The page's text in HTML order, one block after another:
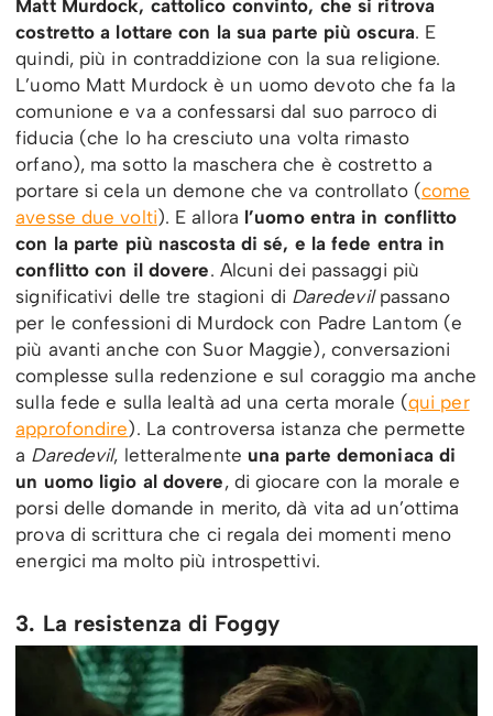
Matt Murdock, cattolico convinto, che si ritrova
costretto a lottare con la sua parte più oscura. E
quindi, più in contraddizione con la sua religione.
L’uomo Matt Murdock è un uomo devoto che fa la
comunione e va a confessarsi dal suo parroco di
fiducia (che lo ha cresciuto una volta rimasto
orfano), ma sotto la maschera che è costretto a
portare si cela un demone che va controllato (come
avesse due volti). E allora l’uomo entra in conflitto
con la parte più nascosta di sé, e la fede entra in
conflitto con il dovere. Alcuni dei passaggi più
significativi delle tre stagioni di Daredevil passano
per le confessioni di Murdock con Padre Lantom (e
più avanti anche con Suor Maggie), conversazioni
complesse sulla redenzione e sul coraggio ma anche
sulla fede e sulla lealtà ad una certa morale (qui per
approfondire). La controversa istanza che permette
a Daredevil, letteralmente una parte demoniaca di
un uomo ligio al dovere, di giocare con la morale e
porsi delle domande in merito, dà vita ad un’ottima
prova di scrittura che ci regala dei momenti meno
energici ma molto più introspettivi.
3. La resistenza di Foggy